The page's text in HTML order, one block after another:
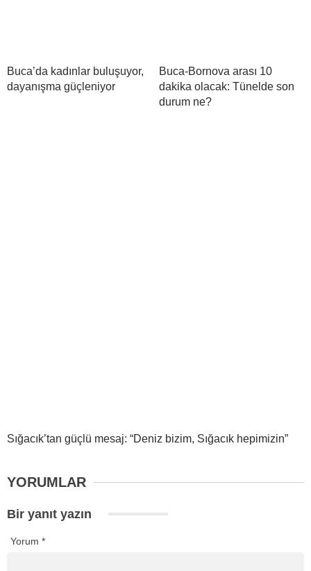
Buca’da kadınlar buluşuyor,
dayanışma güçleniyor
Buca-Bornova arası 10
dakika olacak: Tünelde son
durum ne?
Sığacık’tan güçlü mesaj: “Deniz bizim, Sığacık hepimizin”
YORUMLAR
Bir yanıt yazın
Yorum *